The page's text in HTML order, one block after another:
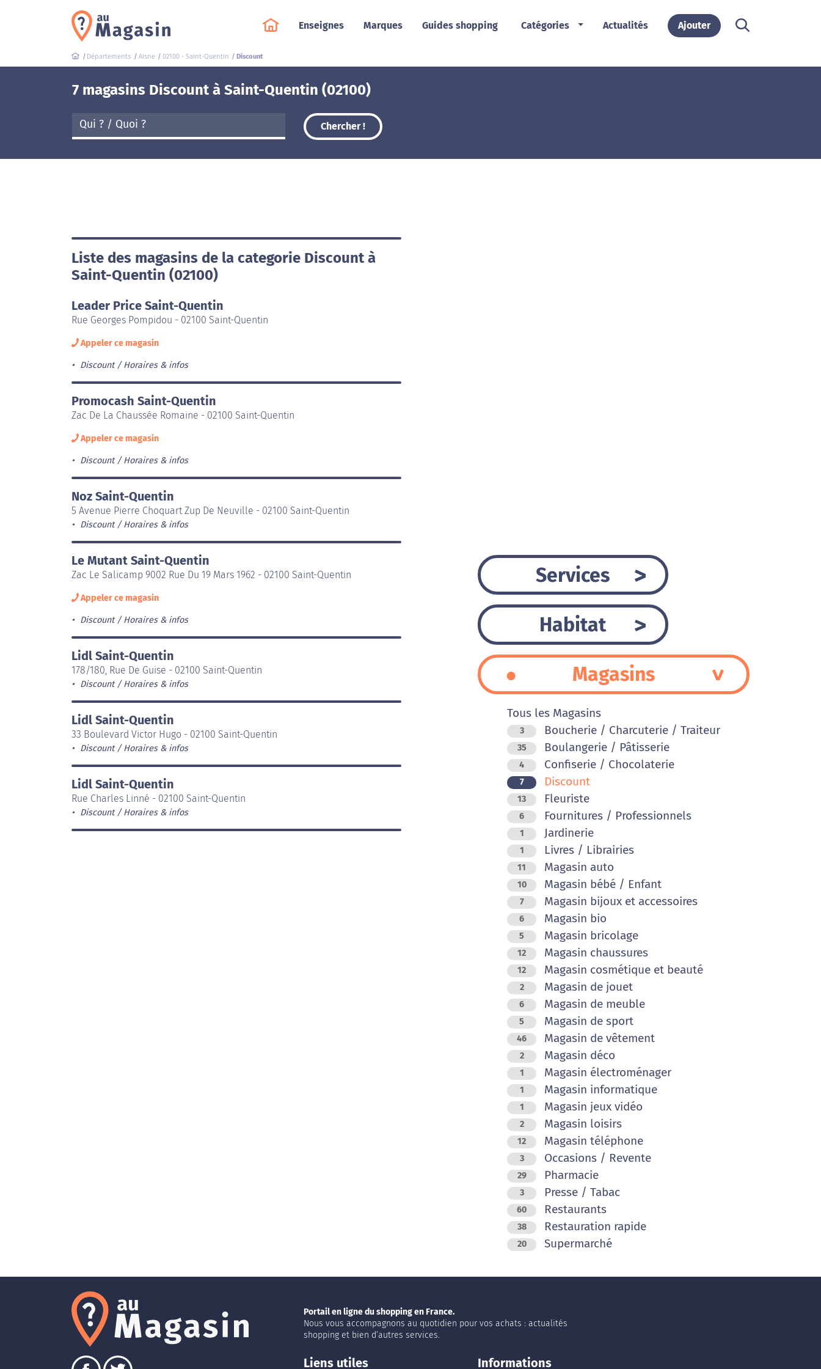
Enseignes Marques Guides shopping Catégories Actualités Ajouter
Départements Aisne 02100 - Saint-Quentin Discount
7 magasins Discount à Saint-Quentin (02100)
Chercher !
Liste des magasins de la categorie Discount à
Saint-Quentin (02100)
Leader Price Saint-Quentin
Rue Georges Pompidou - 02100 Saint-Quentin
Appeler ce magasin
Discount Horaires & infos
Promocash Saint-Quentin
Zac De La Chaussée Romaine - 02100 Saint-Quentin
Appeler ce magasin
Discount Horaires & infos
Noz Saint-Quentin
5 Avenue Pierre Choquart Zup De Neuville - 02100 Saint-Quentin
Discount Horaires & infos
Le Mutant Saint-Quentin
Zac Le Salicamp 9002 Rue Du 19 Mars 1962 - 02100 Saint-Quentin
Appeler ce magasin
Discount Horaires & infos
Lidl Saint-Quentin
178/180, Rue De Guise - 02100 Saint-Quentin
Discount Horaires & infos
Lidl Saint-Quentin
33 Boulevard Victor Hugo - 02100 Saint-Quentin
Discount Horaires & infos
Lidl Saint-Quentin
Rue Charles Linné - 02100 Saint-Quentin
Discount Horaires & infos
Services
Habitat
Magasins
Tous les Magasins
3 Boucherie / Charcuterie / Traiteur
35 Boulangerie / Pâtisserie
4 Confiserie / Chocolaterie
7 Discount
13 Fleuriste
6 Fournitures / Professionnels
1 Jardinerie
1 Livres / Librairies
11 Magasin auto
10 Magasin bébé / Enfant
7 Magasin bijoux et accessoires
6 Magasin bio
5 Magasin bricolage
12 Magasin chaussures
12 Magasin cosmétique et beauté
2 Magasin de jouet
6 Magasin de meuble
5 Magasin de sport
46 Magasin de vêtement
2 Magasin déco
1 Magasin électroménager
1 Magasin informatique
1 Magasin jeux vidéo
2 Magasin loisirs
12 Magasin téléphone
3 Occasions / Revente
29 Pharmacie
3 Presse / Tabac
60 Restaurants
38 Restauration rapide
20 Supermarché
Portail en ligne du shopping en France.
Nous vous accompagnons au quotidien pour vos achats : actualités
shopping et bien d’autres services.
Liens utiles Informations